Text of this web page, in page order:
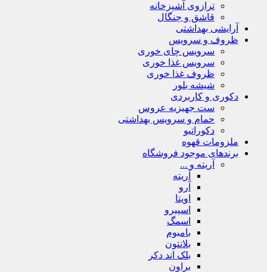
ترازوی آشپزخانه
قاشق و چنگال
آرایشی بهداشتی
ظروف و سرویس
سرویس چای خوری
سرویس غذا خوری
ظروف غذا خوری
شیشه بلور
دکوری و کاربردی
ست جهیزیه عروس
حمام و سرویس بهداشتی
دکوراتیو
ملزومات قهوه
برندهای موجود فروشگاه
آریته و ...
آریته
آرو
اویتا
اسپیرو
اسمگ
بامبوم
بلانتون
بلک اند دکر
براون